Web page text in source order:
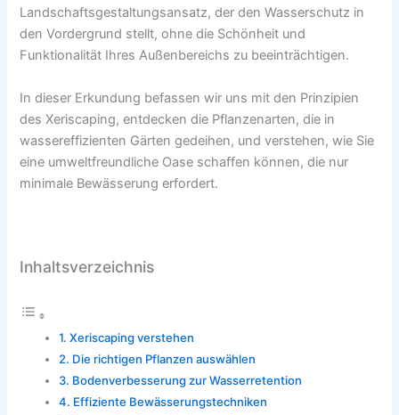
Landschaftsgestaltungsansatz, der den Wasserschutz in
den Vordergrund stellt, ohne die Schönheit und
Funktionalität Ihres Außenbereichs zu beeinträchtigen.
In dieser Erkundung befassen wir uns mit den Prinzipien
des Xeriscaping, entdecken die Pflanzenarten, die in
wassereffizienten Gärten gedeihen, und verstehen, wie Sie
eine umweltfreundliche Oase schaffen können, die nur
minimale Bewässerung erfordert.
Inhaltsverzeichnis
Xeriscaping verstehen
Die richtigen Pflanzen auswählen
Bodenverbesserung zur Wasserretention
Effiziente Bewässerungstechniken